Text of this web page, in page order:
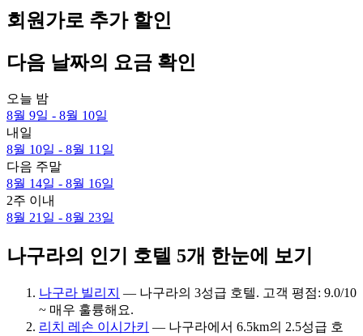
회원가로 추가 할인
다음 날짜의 요금 확인
오늘 밤
8월 9일 - 8월 10일
내일
8월 10일 - 8월 11일
다음 주말
8월 14일 - 8월 16일
2주 이내
8월 21일 - 8월 23일
나구라의 인기 호텔 5개 한눈에 보기
나구라 빌리지 — 나구라의 3성급 호텔. 고객 평점: 9.0/10
~ 매우 훌륭해요.
리치 레손 이시가키
— 나구라에서 6.5km의 2.5성급 호